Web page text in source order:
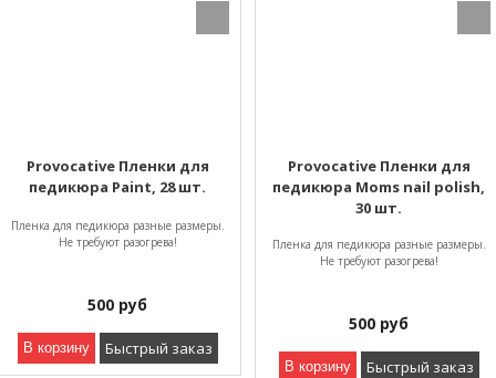
Provocative Пленки для
педикюра Paint, 28 шт.
Пленка для педикюра разные размеры.
Не требуют разогрева!
500 руб
В корзину Быстрый заказ
Provocative Пленки для
педикюра Moms nail polish,
30 шт.
Пленка для педикюра разные размеры.
Не требуют разогрева!
500 руб
В корзину Быстрый заказ